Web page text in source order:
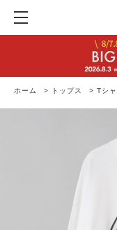
ホーム > トップス > Tシャ